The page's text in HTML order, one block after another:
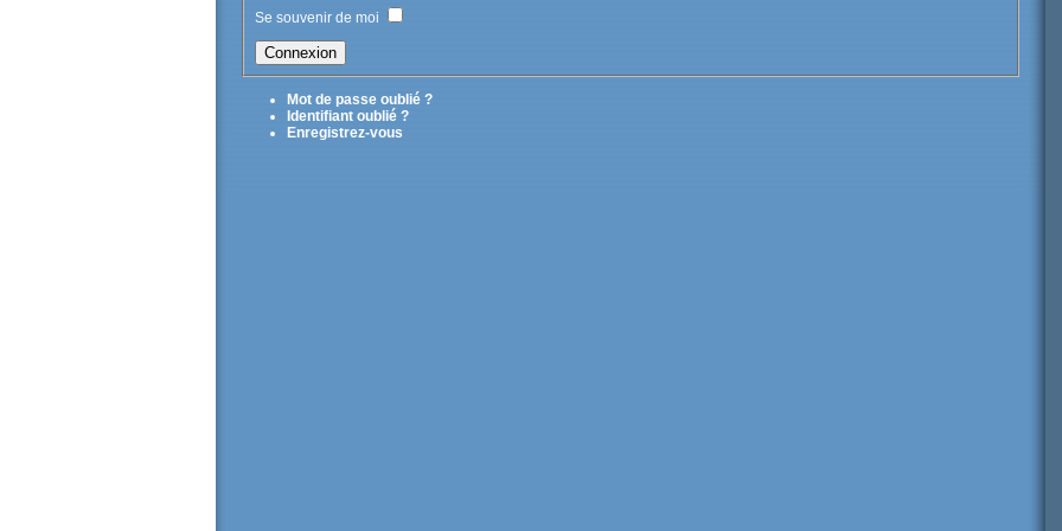
Se souvenir de moi
Mot de passe oublié ?
Identifiant oublié ?
Enregistrez-vous